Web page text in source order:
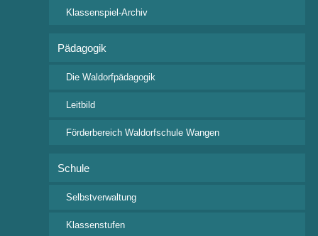
Klassenspiel-Archiv
Pädagogik
Die Waldorfpädagogik
Leitbild
Förderbereich Waldorfschule Wangen
Schule
Selbstverwaltung
Klassenstufen
Schul-Leben
Klassenspiel – Archiv
Wichtige Links
Ferienkalender 2026/2027